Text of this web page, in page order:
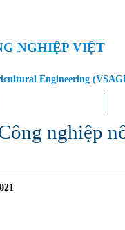
NGHIỆP VIỆT
Engineering
nghiệp